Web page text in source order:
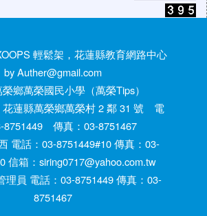
輕鬆架，花蓮縣教育網路中心
by Auther@gmail.com
鄉萬榮國民小學（萬榮Tips）
花蓮縣萬榮鄉萬榮村 2 鄰 31 號 電
8751449 傳真：03-8751467
電話：03-8751449#10 傳真：03-
信箱：siring0717@yahoo.com.tw
理員 電話：03-8751449 傳真：03-
8751467